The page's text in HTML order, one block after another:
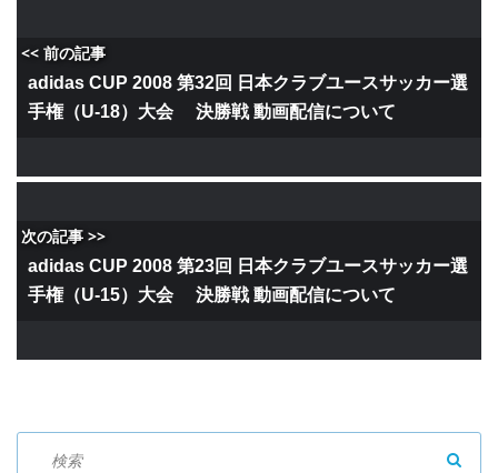
<< 前の記事
adidas CUP 2008 第32回 日本クラブユースサッカー選
手権（U-18）大会 決勝戦 動画配信について
次の記事 >>
adidas CUP 2008 第23回 日本クラブユースサッカー選
手権（U-15）大会 決勝戦 動画配信について